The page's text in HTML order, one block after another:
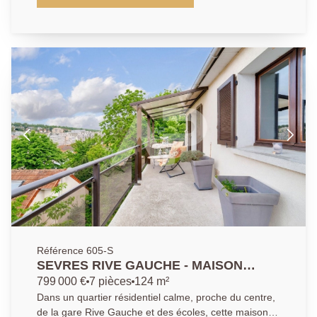
double séjour avec cheminée et une cuisine au rez-
buanderie et rangements. Vous disposerez également
d'une dépendance et d'un garage.
Référence 605-S
SEVRES RIVE GAUCHE - MAISON
FAMILIALE
799 000 € 7 pièces 124 m²
Dans un quartier résidentiel calme, proche du centre,
de la gare Rive Gauche et des écoles, cette maison